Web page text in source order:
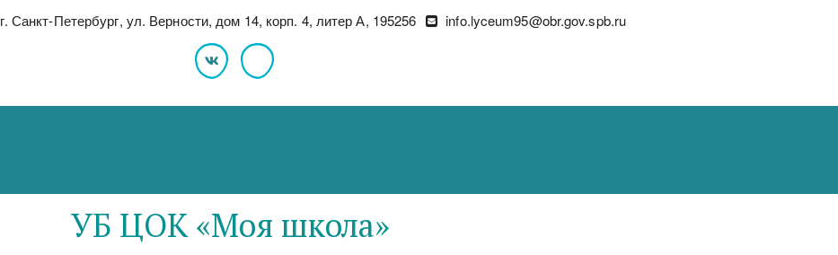
г. Санкт-Петербург, ул. Верности, дом 14, корп. 4, литер А, 195256 info.lyceum95@obr.gov.spb.ru
УБ ЦОК «Моя школа»